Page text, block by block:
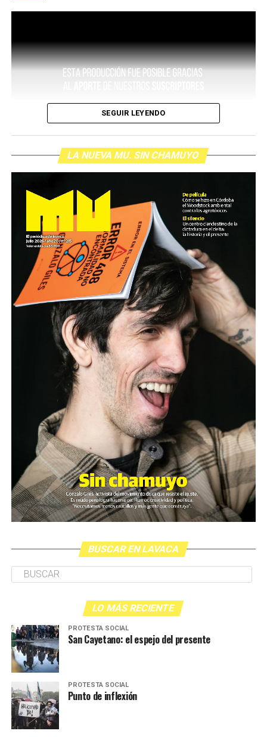
SEGUIR LEYENDO
LA NUEVA MU. SIN CHAMUYO
BUSCAR EN LAVACA
LO MÁS RECIENTE
PROTESTA SOCIAL
San Cayetano: el espejo del presente
PROTESTA SOCIAL
Punto de inflexión